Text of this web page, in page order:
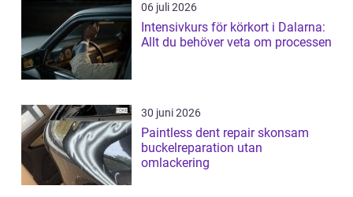
06 juli 2026
Intensivkurs för körkort i Dalarna:
Allt du behöver veta om processen
30 juni 2026
Paintless dent repair skonsam
buckelreparation utan
omlackering